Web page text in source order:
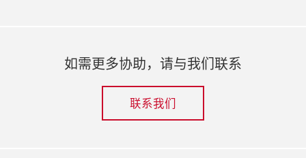
如需更多协助，请与我们联系
联系我们